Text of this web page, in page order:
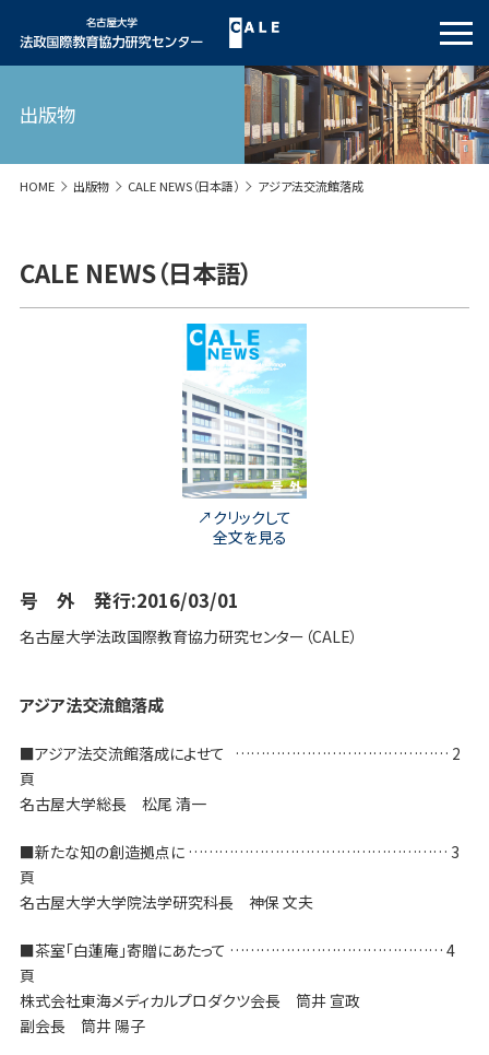
出版物
HOME 出版物 CALE NEWS（日本語） アジア法交流館落成
CALE NEWS（日本語）
クリックして
全文を見る
号 外 発行:2016/03/01
名古屋大学法政国際教育協力研究センター（CALE）
アジア法交流館落成
■アジア法交流館落成によせて …………………………………… 2
頁
名古屋大学総長 松尾 清一
■新たな知の創造拠点に …………………………………………… 3
頁
名古屋大学大学院法学研究科長 神保 文夫
■茶室「白蓮庵」寄贈にあたって …………………………………… 4
頁
株式会社東海メディカルプロダクツ会長 筒井 宣政
副会長 筒井 陽子